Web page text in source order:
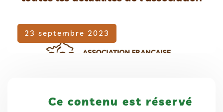
23 septembre 2023
Adhérent
Ce contenu est réservé